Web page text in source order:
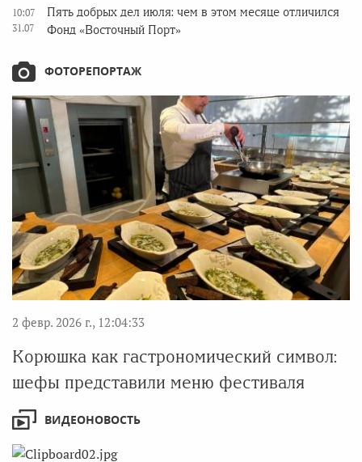
10:07
31.07
Пять добрых дел июля: чем в этом месяце отличился
Фонд «Восточный Порт»
ФОТОРЕПОРТАЖ
2 февр. 2026 г., 12:04:33
Корюшка как гастрономический символ:
шефы представили меню фестиваля
ВИДЕОНОВОСТЬ